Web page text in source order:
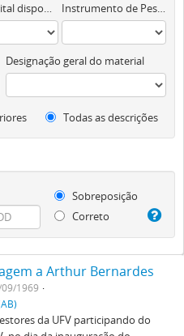
Objeto digital disponível Instrumento de Pesquisa
Designação geral do material
Todas as descrições
Sobreposição
Correto
a Arthur Bernardes
1969
da UFV participando do